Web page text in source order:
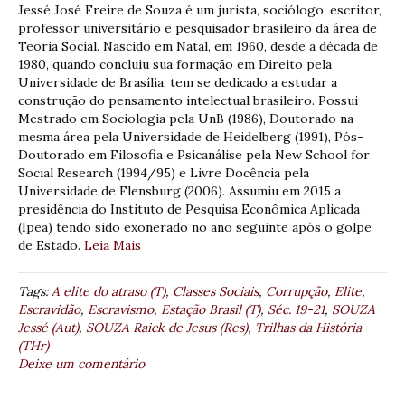
Jessé José Freire de Souza é um jurista, sociólogo, escritor,
professor universitário e pesquisador brasileiro da área de
Teoria Social. Nascido em Natal, em 1960, desde a década de
1980, quando concluiu sua formação em Direito pela
Universidade de Brasília, tem se dedicado a estudar a
construção do pensamento intelectual brasileiro. Possui
Mestrado em Sociologia pela UnB (1986), Doutorado na
mesma área pela Universidade de Heidelberg (1991), Pós-
Doutorado em Filosofia e Psicanálise pela New School for
Social Research (1994/95) e Livre Docência pela
Universidade de Flensburg (2006). Assumiu em 2015 a
presidência do Instituto de Pesquisa Econômica Aplicada
(Ipea) tendo sido exonerado no ano seguinte após o golpe
de Estado. Leia Mais
Tags:A elite do atraso (T), Classes Sociais, Corrupção, Elite,
Escravidão, Escravismo, Estação Brasil (T), Séc. 19-21, SOUZA
Jessé (Aut), SOUZA Raick de Jesus (Res), Trilhas da História
(THr)
Deixe um comentário